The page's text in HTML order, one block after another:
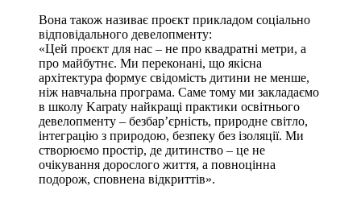
Вона також називає проєкт прикладом соціально
відповідального девелопменту:
«Цей проєкт для нас – не про квадратні метри, а
про майбутнє. Ми переконані, що якісна
архітектура формує свідомість дитини не менше,
ніж навчальна програма. Саме тому ми закладаємо
в школу Karpaty найкращі практики освітнього
девелопменту – безбар’єрність, природне світло,
інтеграцію з природою, безпеку без ізоляції. Ми
створюємо простір, де дитинство – це не
очікування дорослого життя, а повноцінна
подорож, сповнена відкриттів».